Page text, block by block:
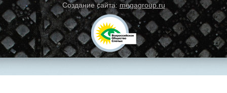
Создание сайта: megagroup.ru